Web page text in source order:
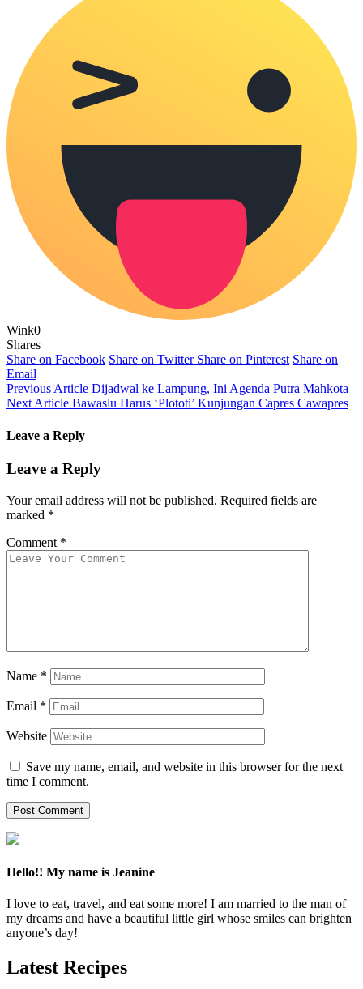
Wink0
Shares
Share on Facebook Share on Twitter Share on Pinterest Share on
Email
Previous Article Dijadwal ke Lampung, Ini Agenda Putra Mahkota
Next Article Bawaslu Harus ‘Plototi’ Kunjungan Capres Cawapres
Leave a Reply
Leave a Reply
Your email address will not be published. Required fields are
marked *
Comment *
Name *
Email *
Website
Save my name, email, and website in this browser for the next
time I comment.
Hello!! My name is Jeanine
I love to eat, travel, and eat some more! I am married to the man of
my dreams and have a beautiful little girl whose smiles can brighten
anyone’s day!
Latest Recipes